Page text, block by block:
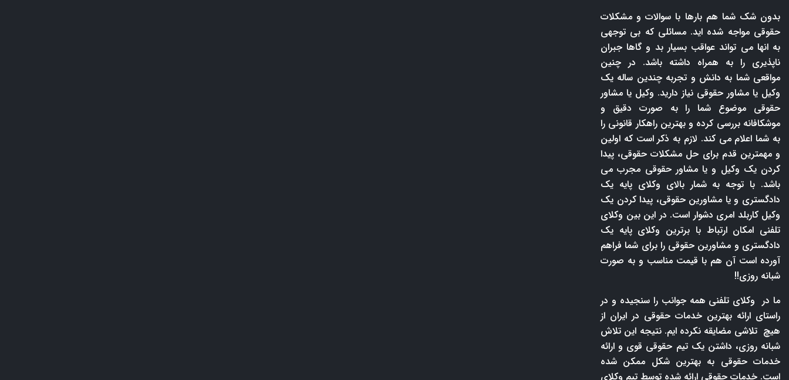
بدون شک شما هم بارها با سوالات و مشکلات
حقوقی مواجه شده اید. مسائلی که بی توجهی
به انها می تواند عواقب بسیار بد و گاها جبران
ناپذیری را به همراه داشته باشد. در چنین
مواقعی شما به دانش و تجربه چندین ساله یک
وکیل یا مشاور حقوقی نیاز دارید. وکیل یا مشاور
حقوقی موضوع شما را به صورت دقیق و
موشکافانه بررسی کرده و بهترین راهکار قانونی را
به شما اعلام می کند. لازم به ذکر است که اولین
و مهمترین قدم برای حل مشکلات حقوقی، پیدا
کردن یک وکیل و یا مشاور حقوقی مجرب می
باشد. با توجه به شمار بالای وکلای پایه یک
دادگستری و یا مشاورین حقوقی، پیدا کردن یک
وکیل کاربلد امری دشوار است. در این بین وکلای
تلفنی امکان ارتباط با برترین وکلای پایه یک
دادگستری و مشاورین حقوقی را برای شما فراهم
آورده است آن هم با قیمت مناسب و به صورت
شبانه روزی!!
ما در وکلای تلفنی همه جوانب را سنجیده و در
راستای ارائه بهترین خدمات حقوقی در ایران از
هیچ تلاشی مضایقه نکرده ایم. نتیجه این تلاش
شبانه روزی، داشتن یک تیم حقوقی قوی و ارائه
خدمات حقوقی به بهترین شکل ممکن شده
است. خدمات حقوقی ارائه شده توسط تیم وکلای